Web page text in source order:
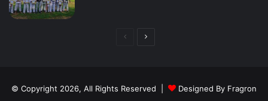
PreviousNext
© Copyright 2026, All Rights Reserved | Designed By Fragron